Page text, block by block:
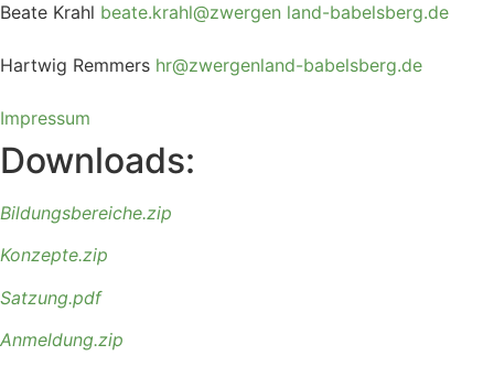
Beate Krahl beate.krahl@zwergen land-babelsberg.de
Hartwig Remmers hr@zwergenland-babelsberg.de
Impressum
Downloads:
Bildungsbereiche.zip
Konzepte.zip
Satzung.pdf
Anmeldung.zip